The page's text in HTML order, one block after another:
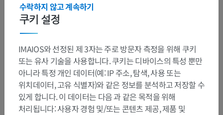
쿠키 설정
수락하지 않고 계속하기
IMAIOS와 선정된 제 3자는 주로 방문자 측정을 위해 쿠키
또는 유사 기술을 사용합니다. 쿠키는 디바이스의 특성 뿐만
아니라 특정 개인 데이터(예: IP 주소, 탐색, 사용 또는
위치데이터, 고유 식별자)와 같은 정보를 분석하고 저장할 수
있게 합니다. 이 데이터는 다음 과 같은 목적을 위해
처리됩니다: 사용자 경험 및/또는 콘텐츠 제공, 제품 및